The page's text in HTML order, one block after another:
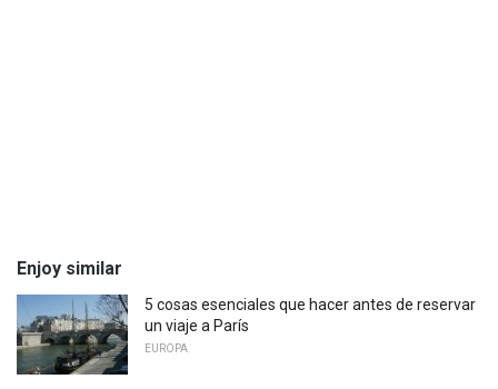
Enjoy similar
5 cosas esenciales que hacer antes de reservar
un viaje a París
EUROPA